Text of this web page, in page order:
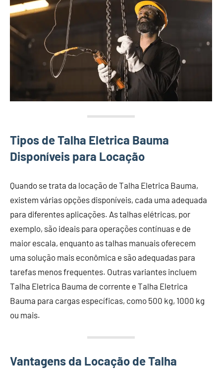
Tipos de Talha Eletrica Bauma
Disponíveis para Locação
Quando se trata da locação de Talha Eletrica Bauma,
existem várias opções disponíveis, cada uma adequada
para diferentes aplicações. As talhas elétricas, por
exemplo, são ideais para operações contínuas e de
maior escala, enquanto as talhas manuais oferecem
uma solução mais econômica e são adequadas para
tarefas menos frequentes. Outras variantes incluem
Talha Eletrica Bauma de corrente e Talha Eletrica
Bauma para cargas específicas, como 500 kg, 1000 kg
ou mais.
Vantagens da Locação de Talha